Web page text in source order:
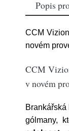
Popis
CCM
novém
CCM
v novém
gólmany,